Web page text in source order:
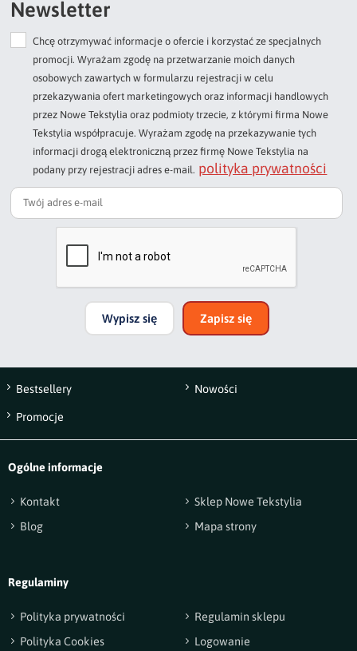
Dodaj opinię o produkcie
Twoja ocena
Bardzo dobry
Twoja opinia o produkcie
Wyślij opinię
Newsletter
Chcę otrzymywać informacje o ofercie i korzystać ze specjalnych
promocji. Wyrażam zgodę na przetwarzanie moich danych
osobowych zawartych w formularzu rejestracji w celu
przekazywania ofert marketingowych oraz informacji handlowych
przez Nowe Tekstylia oraz podmioty trzecie, z którymi firma Nowe
Tekstylia współpracuje. Wyrażam zgodę na przekazywanie tych
informacji drogą elektroniczną przez firmę Nowe Tekstylia na
podany przy rejestracji adres e-mail. polityka prywatności
Wypisz się Zapisz się
Bestsellery Nowości
Promocje
Ogólne informacje
Kontakt
Sklep Nowe Tekstylia
Blog
Mapa strony
Regulaminy
Polityka prywatności
Regulamin sklepu
Polityka Cookies
Logowanie